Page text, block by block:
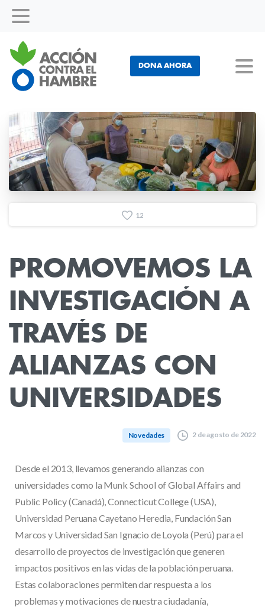
DONA AHORA
1 2
PROMOVEMOS LA
INVESTIGACIÓN A
TRAVÉS DE
ALIANZAS CON
UNIVERSIDADES
Novedades 2 de agosto de 2022
Desde el 2013, llevamos generando alianzas con
universidades como la Munk School of Global Affairs and
Public Policy (Canadá), Connecticut College (USA),
Universidad Peruana Cayetano Heredia, Fundación San
Marcos y Universidad San Ignacio de Loyola (Perú) para el
desarrollo de proyectos de investigación que generen
impactos positivos en las vidas de la población peruana.
Estas colaboraciones permiten dar respuesta a los
problemas y motivaciones de nuestra ciudadanía,